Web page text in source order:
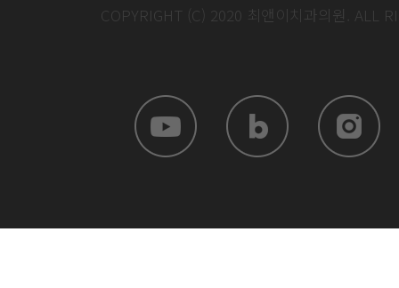
COPYRIGHT (C) 2020 최앤이치과의원. ALL